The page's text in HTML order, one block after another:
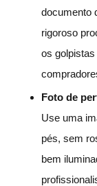
documento
rigoroso
os
Foto de
Use uma
pés, sem
bem